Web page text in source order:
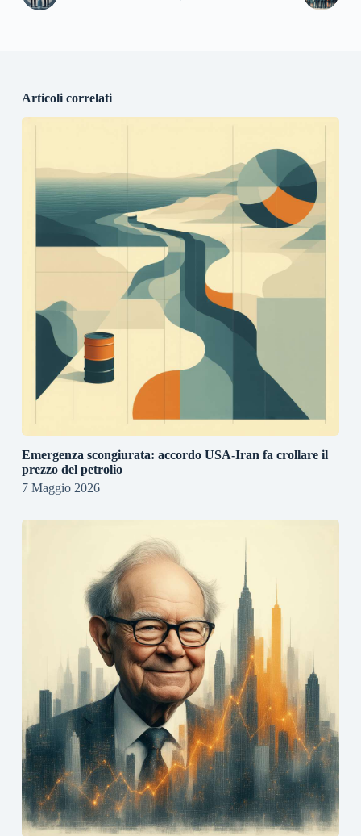
Articoli correlati
Emergenza scongiurata: accordo USA-Iran fa crollare il
prezzo del petrolio
7 Maggio 2026